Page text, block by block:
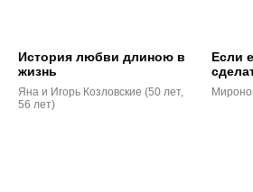
История любви длиною в
жизнь
Яна и Игорь Козловские (50 лет,
56 лет)
Если